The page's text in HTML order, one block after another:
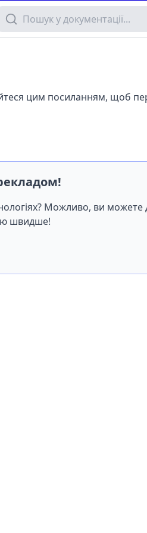
у документації
цим посиланням, щоб
Можливо, ви
швидше!